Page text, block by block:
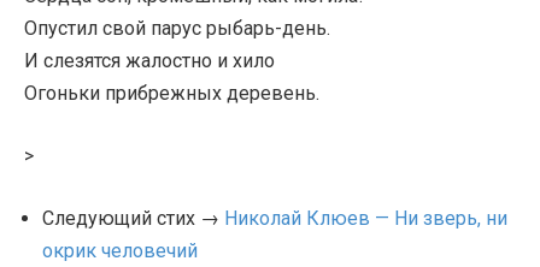
Опустил свой парус рыбарь-день.
И слезятся жалостно и хило
Огоньки прибрежных деревень.
>
Следующий стих → Николай Клюев — Ни зверь, ни
окрик человечий